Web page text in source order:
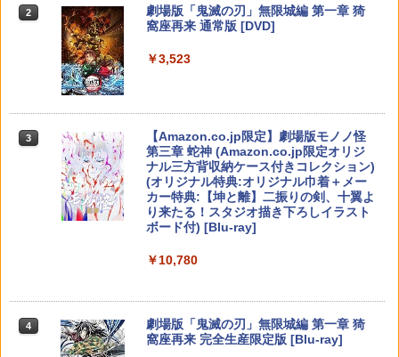
￥8,970
ード版）※7,200ポイントまでご利用可 ■
￥8,980
Nintendo Switch 2 オールインボックス
￥9,073
5
オリ特付【12/03発売日お届け☆予約】
【新品】【NS2】ゼノブレイド3 Ninten
AGON QUEST I&II/ドラクエ1&2/DQ1&
2) スクウェア・エニックス(20251030)
￥4,180
3
【当店独自で＋P10倍★要エントリー】
【中古】[PS5] ELDEN RING SHADOW
OF THE ERDTREE EDITION(エルデンリ
ング シャドウ オブ ジ エルドツリー エデ
ィション) 通常版 フロム・ソフトウェア
(20240621)
￥4,780
4 グランド・セフト・オートV PS5版
￥4,948
ペルソナ5 ザ・ロイヤル 主人公×ぶく
Switch2 ケース 即納 パステルカラー か
わいい Nintendo スイッチ2 対応 スイッ
チ スイッチツー ニンテンドー カバー ポ
ーチ ストラップ 新型 ジョイコン ソフト
レゼント 送料無料
￥4,400
窩座再来 Blu-ray 【通常版】 【BLU-RA
￥4,554
羅小黒戦記2 ぼくらが望む未来(通常版)
【Blu-ray】 [ 花澤香菜 ]
￥4,976
Mother Knows Breast DVD 即納 dvd c
2 スプラトゥーン レイダース -Switch2
3 Nintendo Switch 2(日本語・国内専用)
￥55,491
ニンテンドープリペイド番号 9000円|オ
ンラインコード版
￥9,000
2
Beast of Reincarnation -PS5 【特典】
プロダクトコード 封入
￥7,286
3
【純正品】ディスクドライブ(CFI-ZDD1
J) PlayStation 5
￥11,849
トローラー ミッドナイト ブラック(CFI-
ラー (ロボット ホワイト)
3
【純正品】Xbox ワイヤレス コントロー
￥8,020
【純正品】Xbox 充電式バッテリー + US
B-C ケーブル
￥2,618
【国内正規品】Thrustmaster スラスト
2
劇場版「鬼滅の刃」無限城編 第一章 猗
窩座再来 通常版 [DVD]
￥3,523
3
【Amazon.co.jp限定】劇場版モノノ怪
第三章 蛇神 (Amazon.co.jp限定オリジ
ナル三方背収納ケース付きコレクション)
(オリジナル特典:オリジナル巾着＋メー
カー特典:【坤と離】二振りの剣、十翼よ
り来たる！スタジオ描き下ろしイラスト
ボード付) [Blu-ray]
￥10,780
4
劇場版「鬼滅の刃」無限城編 第一章 猗
窩座再来 完全生産限定版 [Blu-ray]